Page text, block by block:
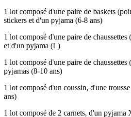
1 lot composé d'une paire de baskets
stickers et d'un pyjama (6-8 ans)
1 lot composé d'une paire de
et d'un pyjama (L)
1 lot composé d'une paire de
pyjamas (8-10 ans)
1 lot composé d'un coussin, d'une
ans)
1 lot composé de 2 carnets, d'un pyjama